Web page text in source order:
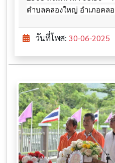
ตำบล​คลอง​ใหญ่​ อำเภอ​คล
วันที่โพส: 30-06-2025